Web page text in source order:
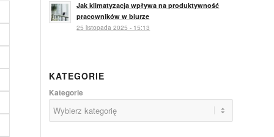
Jak klimatyzacja wpływa na produktywność
pracowników w biurze
25 listopada 2025 - 15:13
KATEGORIE
Kategorie